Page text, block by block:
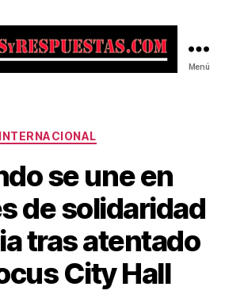
Menú
Categorías
INTERNACIONAL
se une en
de solidaridad
tras atentado
City Hall